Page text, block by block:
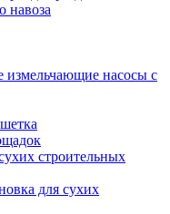
навоза
измельчающие насосы с
строительных
для сухих